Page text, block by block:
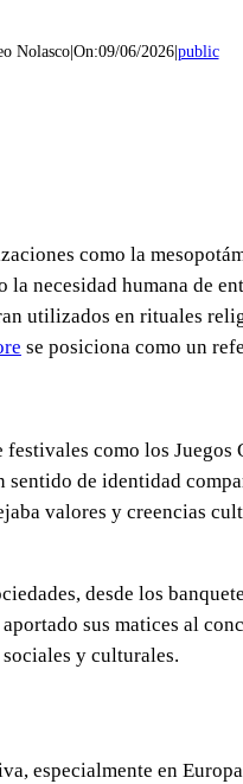
Nolasco| On:09/06/2026| public
como la
necesidad humana de
utilizados en rituales
se posiciona como un
como los
de identidad
valores y creencias
desde los
sus matices al
y culturales.
especialmente en